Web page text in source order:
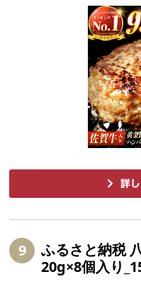
9
ふるさと納税
20g×8個入り